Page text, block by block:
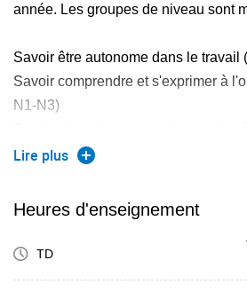
année. Les groupes de niveau sont
Savoir être autonome dans le travail
Savoir comprendre et s'exprimer à
N1-N3)
Savoir adapter un discours approprié
Etudier la culture et la civilisation à
Lire plus
Heures d'enseignement
TD